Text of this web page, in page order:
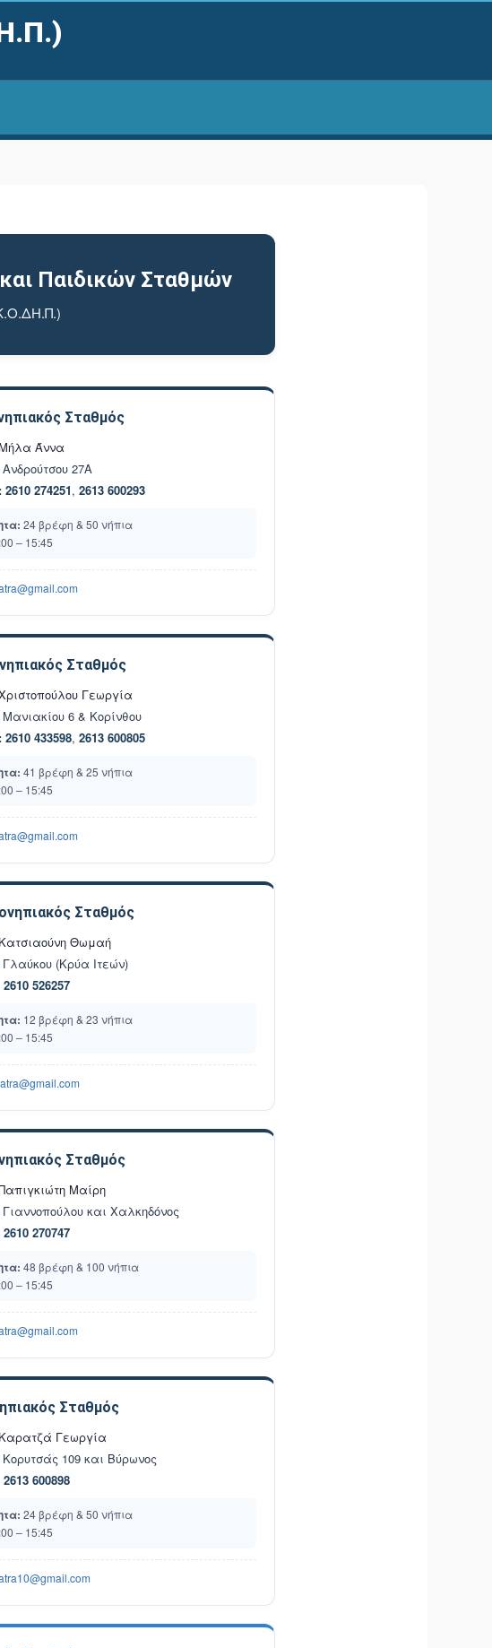
Παιδικών Σταθμών
Σταθμός
Μήλα Άννα
Ανδρούτσου 27Α
2610 274251, 2613 600293
24 βρέφη & 50 νήπια
– 15:45
Σταθμός
Γεωργία
Μανιακίου 6 & Κορίνθου
2610 433598, 2613 600805
41 βρέφη & 25 νήπια
– 15:45
Σταθμός
Κατσιαούνη Θωμαή
Γλαύκου (Κρύα Ιτεών)
2610 526257
12 βρέφη & 23 νήπια
– 15:45
Σταθμός
Μαίρη
Γιαννοπούλου και Χαλκηδόνος
2610 270747
48 βρέφη & 100 νήπια
– 15:45
Σταθμός
Καρατζά Γεωργία
Κορυτσάς 109 και Βύρωνος
2613 600898
24 βρέφη & 50 νήπια
– 15:45